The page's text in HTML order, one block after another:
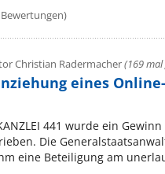
Bewertungen)
Christian Radermacher(169 mal
eines
441 wurde ein
Die
eine Beteiligung am